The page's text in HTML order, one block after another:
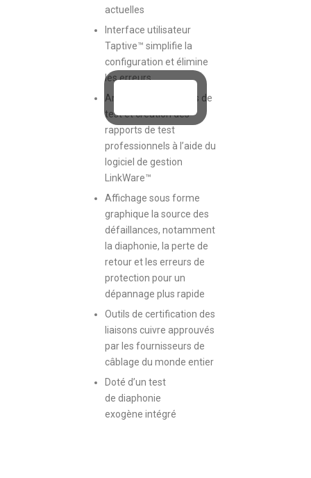
actuelles
Interface utilisateur
Taptive™ simplifie la
configuration et élimine
les erreurs
Analyse des résultats de
test et création des
rapports de test
professionnels à l’aide du
logiciel de gestion
LinkWare™
Affichage sous forme
graphique la source des
défaillances, notamment
la diaphonie, la perte de
retour et les erreurs de
protection pour un
dépannage plus rapide
Outils de certification des
liaisons cuivre approuvés
par les fournisseurs de
câblage du monde entier
Doté d’un test
de diaphonie
exogène intégré